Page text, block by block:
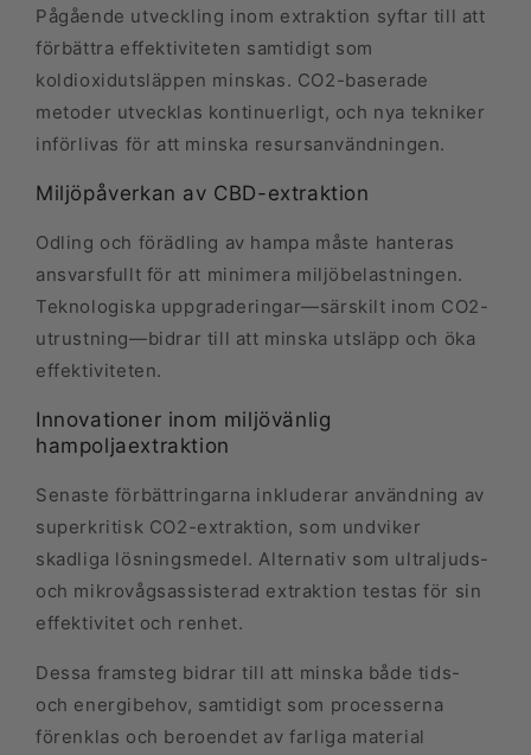
Pågående utveckling inom extraktion syftar till att
förbättra effektiviteten samtidigt som
koldioxidutsläppen minskas. CO2-baserade
metoder utvecklas kontinuerligt, och nya tekniker
införlivas för att minska resursanvändningen.
Miljöpåverkan av CBD-extraktion
Odling och förädling av hampa måste hanteras
ansvarsfullt för att minimera miljöbelastningen.
Teknologiska uppgraderingar—särskilt inom CO2-
utrustning—bidrar till att minska utsläpp och öka
effektiviteten.
Innovationer inom miljövänlig
hampoljaextraktion
Senaste förbättringarna inkluderar användning av
superkritisk CO2-extraktion, som undviker
skadliga lösningsmedel. Alternativ som ultraljuds-
och mikrovågsassisterad extraktion testas för sin
effektivitet och renhet.
Dessa framsteg bidrar till att minska både tids-
och energibehov, samtidigt som processerna
förenklas och beroendet av farliga material